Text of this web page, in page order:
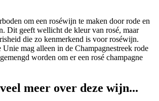
om een roséwijn te maken door rode en
Dit geeft wellicht de kleur van rosé, maar
die zo kenmerkend is voor roséwijn.
mag alleen in de Champagnestreek rode
worden om er een rosé champagne
meer over deze wijn...